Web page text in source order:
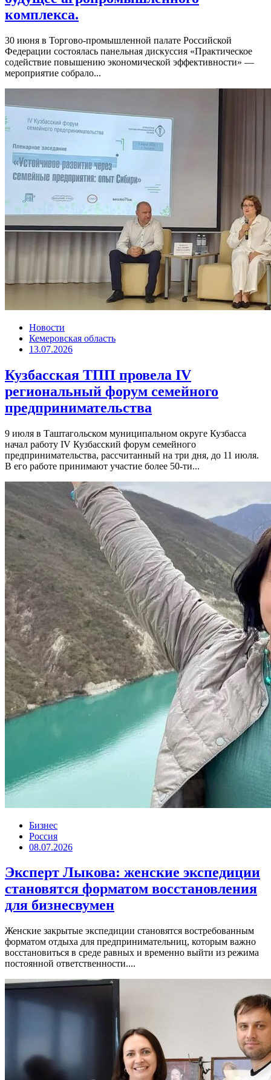
комплекса.
30 июня в Торгово-промышленной палате Российской
Федерации состоялась панельная дискуссия «Практическое
содействие повышению экономической эффективности» —
мероприятие собрало...
Новости
Кемеровская область
13.07.2026
Кузбасская ТПП провела IV
региональный форум семейного
предпринимательства
9 июля в Таштагольском муниципальном округе Кузбасса
начал работу IV Кузбасский форум семейного
предпринимательства, рассчитанный на три дня, до 11 июля.
В его работе принимают участие более 50-ти...
Бизнес
Россия
08.07.2026
Эксперт Лыкова: женские экспедиции
становятся форматом восстановления
для бизнесвумен
Женские закрытые экспедиции становятся востребованным
форматом отдыха для предпринимательниц, которым важно
восстановиться в среде равных и временно выйти из режима
постоянной ответственности....